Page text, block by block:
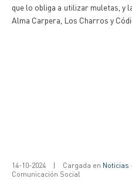
que lo obliga a utilizar muletas, y
Alma Carpera, Los Charros y
14-10-2024 | Cargada en Noticias
Comunicación Social